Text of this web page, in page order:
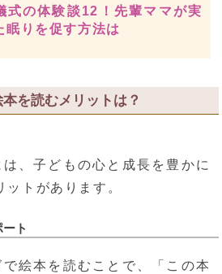
式の体験談12！先輩ママが実
眠りを促す方法は
を読むメリットは？
、子どもの心と成長を豊かに
トがあります。
ト
絵本を読むことで、「この本